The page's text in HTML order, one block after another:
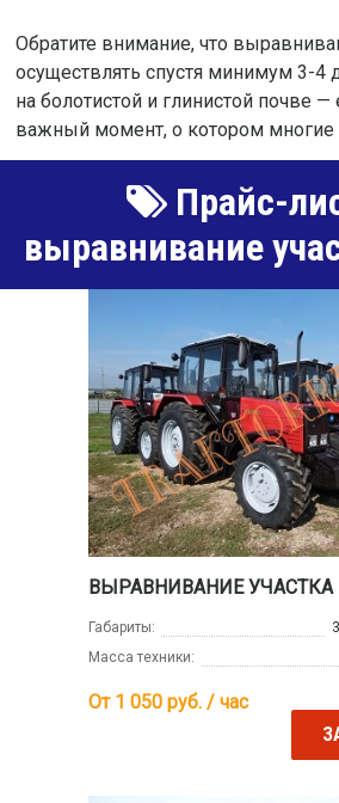
Обратите внимание, что
осуществлять спустя минимум 3-4
на болотистой и глинистой почве
важный момент, о котором многие
Прайс-
выравнивание
ВЫРАВНИВАНИЕ УЧАСТКА
Габариты:
Масса техники:
От 1 050 руб. / час